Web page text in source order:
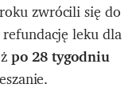
zwrócili się do
leku dla
po 28 tygodniu